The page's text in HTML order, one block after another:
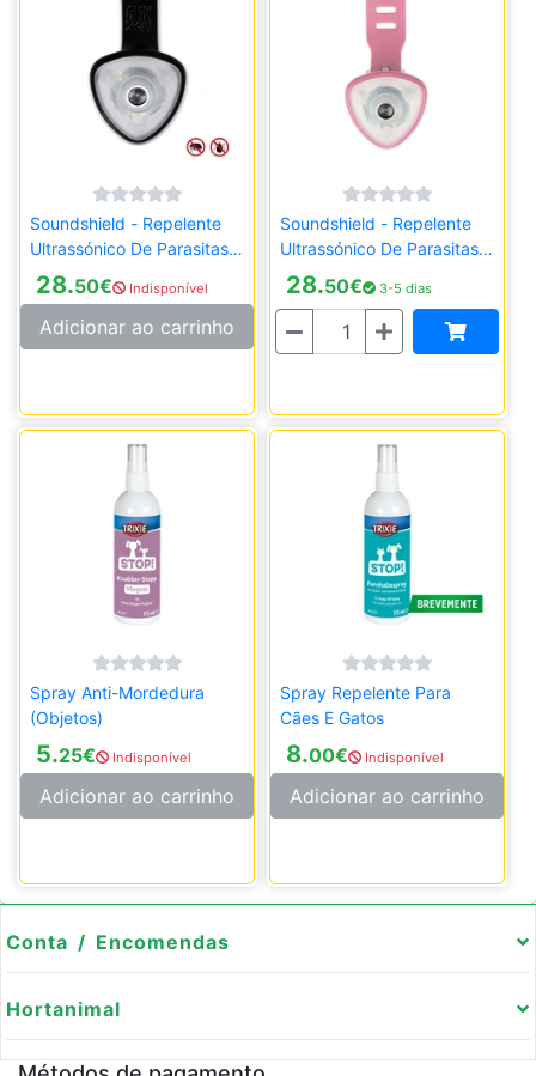
Soundshield - Repelente
Ultrassónico De Parasitas -
Preto
28.50€ Indisponível
Adicionar ao carrinho
Soundshield - Repelente
Ultrassónico De Parasitas -
Rosa
28.50€ 3-5 dias
Quantidade
Spray Anti-Mordedura
(Objetos)
5.25€ Indisponível
Adicionar ao carrinho
Spray Repelente Para
Cães E Gatos
8.00€ Indisponível
Adicionar ao carrinho
Conta / Encomendas
Hortanimal